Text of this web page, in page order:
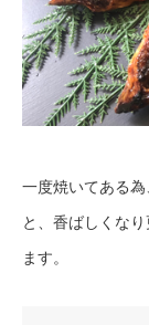
一度焼いてある
と、香ばしくな
ます。